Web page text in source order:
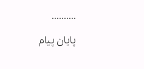
..........
پایان پیام